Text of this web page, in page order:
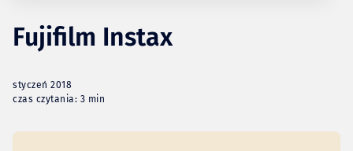
Fujifilm Instax
styczeń 2018
czas czytania: 3 min